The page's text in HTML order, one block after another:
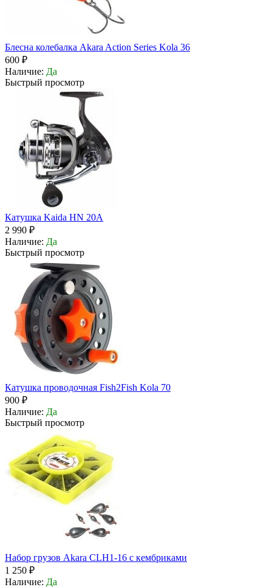
Блесна колебалка Akara Action Series Kola 36
600 ₽
Наличие: Да
Быстрый просмотр
Катушка Kaida HN 20A
2 990 ₽
Наличие: Да
Быстрый просмотр
Катушка проводочная Fish2Fish Kola 70
900 ₽
Наличие: Да
Быстрый просмотр
Набор грузов Akara CLH1-16 с кембриками
1 250 ₽
Наличие: Да